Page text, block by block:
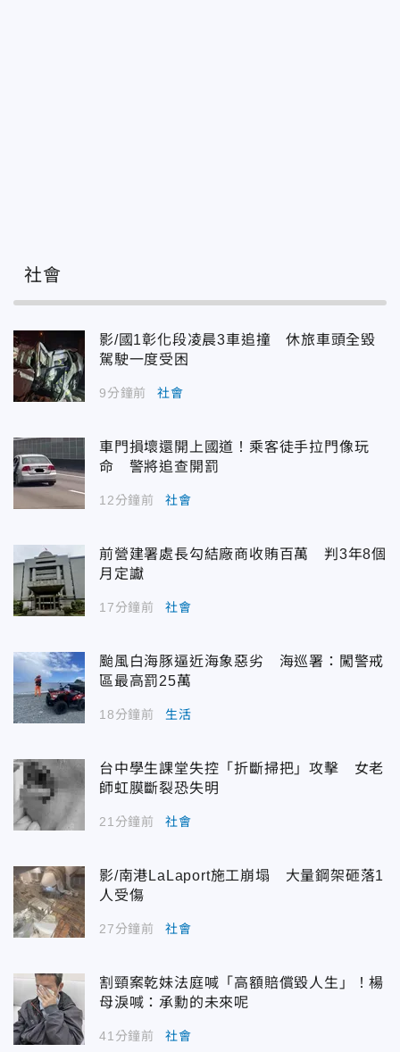
社會
影/國1彰化段凌晨3車追撞 休旅車頭全毀
駕駛一度受困
9分鐘前 社會
車門損壞還開上國道！乘客徒手拉門像玩
命 警將追查開罰
12分鐘前 社會
前營建署處長勾結廠商收賄百萬 判3年8個
月定讞
17分鐘前 社會
颱風白海豚逼近海象惡劣 海巡署：闖警戒
區最高罰25萬
18分鐘前 生活
台中學生課堂失控「折斷掃把」攻擊 女老
師虹膜斷裂恐失明
21分鐘前 社會
影/南港LaLaport施工崩塌 大量鋼架砸落1
人受傷
27分鐘前 社會
割頸案乾妹法庭喊「高額賠償毀人生」！楊
母淚喊：承勳的未來呢
41分鐘前 社會